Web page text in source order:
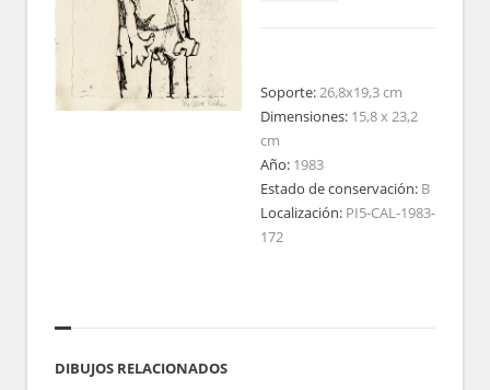
Soporte:26,8x19,3 cm
Dimensiones: 15,8 x 23,2
cm
Año: 1983
Estado de conservación: B
Localización: PI5-CAL-1983-
172
DIBUJOS RELACIONADOS